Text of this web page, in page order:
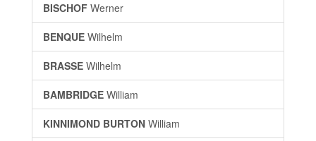
BISCHOF Werner
BENQUE Wilhelm
BRASSE Wilhelm
BAMBRIDGE William
KINNIMOND BURTON William